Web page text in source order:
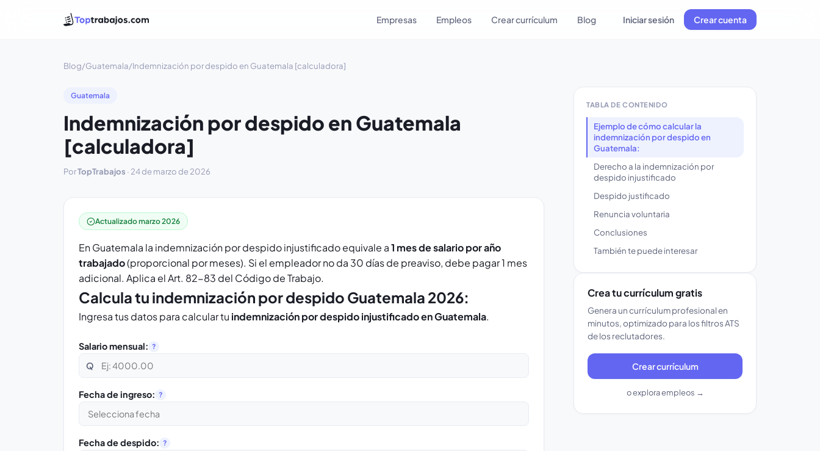
Empresas Empleos Crear currículum Blog Iniciar sesión Crear cuenta
Blog/Guatemala/Indemnización por despido en Guatemala [calculadora]
Guatemala
Indemnización por despido en Guatemala
[calculadora]
PorTopTrabajos · 24 de marzo de 2026
Actualizado marzo 2026
En Guatemala la indemnización por despido injustificado equivale a1 mes de salario por año
trabajado(proporcional por meses). Si el empleador no da 30 días de preaviso, debe pagar 1 mes
adicional. Aplica el Art. 82-83 del Código de Trabajo.
Calcula tu indemnización por despido Guatemala 2026:
Ingresa tus datos para calcular tu indemnización por despido injustificado en Guatemala.
Salario mensual: ?
Q
Fecha de ingreso: ?
Fecha de despido: ?
TABLA DE CONTENIDO
Ejemplo de cómo calcular la
indemnización por despido en
Guatemala:
Derecho a la indemnización por
despido injustificado
Despido justificado
Renuncia voluntaria
Conclusiones
También te puede interesar
Crea tu currículum gratis
Genera un currículum profesional en
minutos, optimizado para los filtros ATS
de los reclutadores.
Crear currículum
o explora empleos →